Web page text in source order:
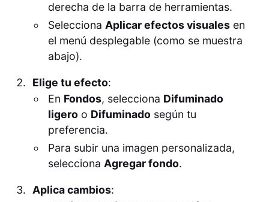
derecha de la barra de herramientas.
Selecciona Aplicar efectos visuales en
el menú desplegable (como se muestra
abajo).
Elige tu efecto:
En Fondos, selecciona Difuminado
ligero o Difuminado según tu
preferencia.
Para subir una imagen personalizada,
selecciona Agregar fondo.
Aplica cambios: